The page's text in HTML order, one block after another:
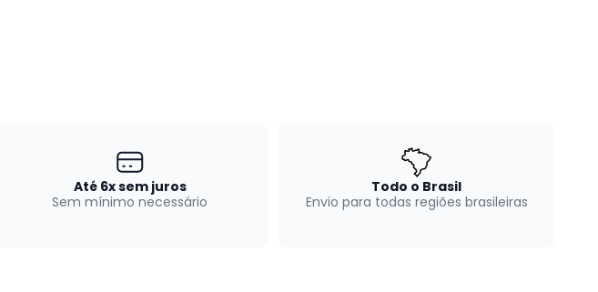
Até 6x sem juros
Sem mínimo necessário
Todo o Brasil
Envio para todas regiões brasileiras